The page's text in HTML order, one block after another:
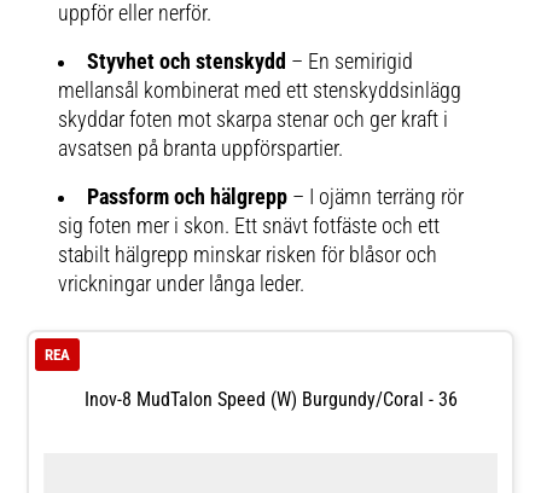
uppför eller nerför.
Styvhet och stenskydd – En semirigid
mellansål kombinerat med ett stenskyddsinlägg
skyddar foten mot skarpa stenar och ger kraft i
avsatsen på branta uppförspartier.
Passform och hälgrepp – I ojämn terräng rör
sig foten mer i skon. Ett snävt fotfäste och ett
stabilt hälgrepp minskar risken för blåsor och
vrickningar under långa leder.
Inov-8 MudTalon Speed (W) Burgundy/Coral - 36
REA